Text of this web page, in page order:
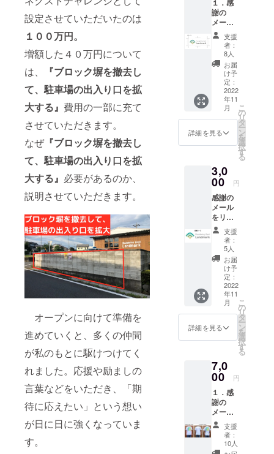
設定させていただいたのは
１００万円。
増額した４０万円について
は、
『ブロック塀を撤去し
て、駐車場の出入り口を拡
大する』 費用の一部に充て
させていただきます。
なぜ『ブロック塀を撤去し
て、駐車場の出入り口を拡
大する』 必要があるのか、
説明させていただきます。
オープンに向けて準備を
進めていくと、多くの仲間
が私のもとに駆けつけてく
れました。応援や励ましの
言葉などをいただき、「期
待に応えたい」という想い
が日に日に強くなっていま
す。
１．感
謝の
メール
２．
Boulder
Spot
Landm
arkオリ
ジナル
ステッ
カー
【横9㎝
×縦3
㎝】×1
とさせ
ていた
だきま
す。 ※
リター
ンの店
舗受け
取りに
ご協力
くださ
い。 ※
リター
ンの郵
送を希
望され
る方
は、必
郵便番
号、住
記入く
ださ
い。
支援
者：
8人
お届
け予
定：
2022
年11
月
詳細を見る
こ
の
リ
タ
ー
ン
を
選
択
す
る
3,0
00 円
感謝の
メール
をリ
ターン
とさせ
ていた
だきま
す。
支援
者：
5人
お届
け予
定：
2022
年11
月
詳細を見る
こ
の
リ
タ
ー
ン
を
選
択
す
る
7,0
00 円
１．感
謝の
メール
２．オ
リジナ
ルTシャ
ツ1枚
支援
者：
10人